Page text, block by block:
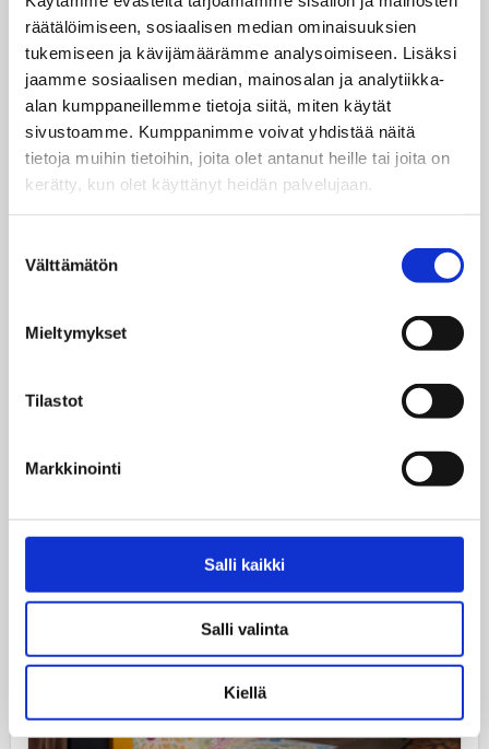
räätälöimiseen, sosiaalisen median ominaisuuksien
tukemiseen ja kävijämäärämme analysoimiseen. Lisäksi
jaamme sosiaalisen median, mainosalan ja analytiikka-
alan kumppaneillemme tietoja siitä, miten käytät
sivustoamme. Kumppanimme voivat yhdistää näitä
tietoja muihin tietoihin, joita olet antanut heille tai joita on
kerätty, kun olet käyttänyt heidän palvelujaan.
valinta
Välttämätön
Mieltymykset
Tilastot
Markkinointi
Salli kaikki
Salli valinta
Kiellä
on arkkitehti
Valdemar Aspelinin
suunnittelema.
Ratikkamuseon yhteydessä toimii Kulttuuritehdas
Korjaamo.
Kuva: Ratikkamuseon uusi vetonaula on vuosina 1941–
1979 käytössä olleeseen Sisu-moottorivaunuun
rakennettu Sisulaattori-simulaatio, joka vie kuvan ja
Julkaistu:17.3.2022
Tramtastic!